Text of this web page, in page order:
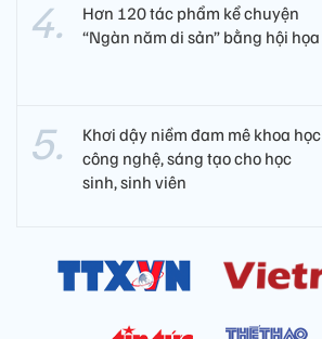
Hơn 120 tác phẩm kể chuyện
“Ngàn năm di sản” bằng hội họa
Khơi dậy niềm đam mê khoa học
công nghệ, sáng tạo cho học
sinh, sinh viên